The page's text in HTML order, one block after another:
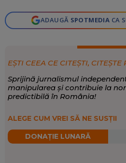
ADAUGĂ SPOTMEDIA CA
EȘTI CEEA CE CITEȘTI,
Sprijină jurnalismul
manipularea și contribuie la
predictibilă în România!
ALEGE CUM VREI SĂ NE SUSȚII
DONAȚIE LUNARĂ